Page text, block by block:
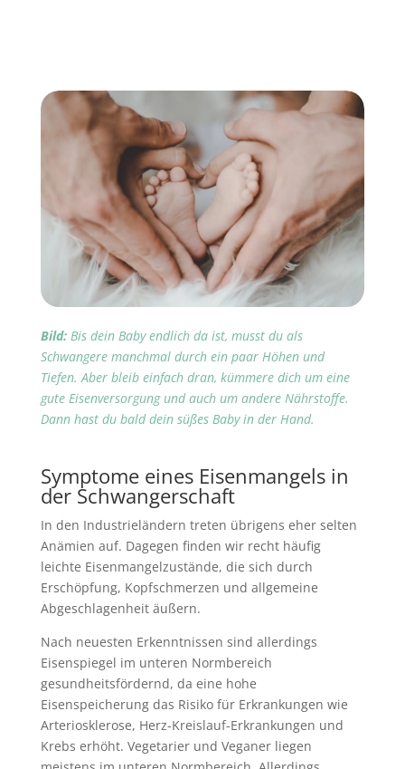
Bild:Bis dein Baby endlich da ist, musst du als
Schwangere manchmal durch ein paar Höhen und
Tiefen. Aber bleib einfach dran, kümmere dich um eine
gute Eisenversorgung und auch um andere Nährstoffe.
Dann hast du bald dein süßes Baby in der Hand.
Symptome eines Eisenmangels in
der Schwangerschaft
In den Industrieländern treten übrigens eher selten
Anämien auf. Dagegen finden wir recht häufig
leichte Eisenmangelzustände, die sich durch
Erschöpfung, Kopfschmerzen und allgemeine
Abgeschlagenheit äußern.
Nach neuesten Erkenntnissen sind allerdings
Eisenspiegel im unteren Normbereich
gesundheitsfördernd, da eine hohe
Eisenspeicherung das Risiko für Erkrankungen wie
Arteriosklerose, Herz-Kreislauf-Erkrankungen und
Krebs erhöht. Vegetarier und Veganer liegen